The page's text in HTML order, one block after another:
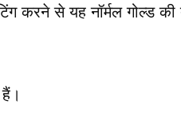
करने से यह नॉर्मल गोल्ड की